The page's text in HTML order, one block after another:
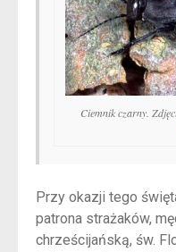
Ciemnik czarny.
Przy okazji tego
patrona strażaków,
chrześcijańską, św.